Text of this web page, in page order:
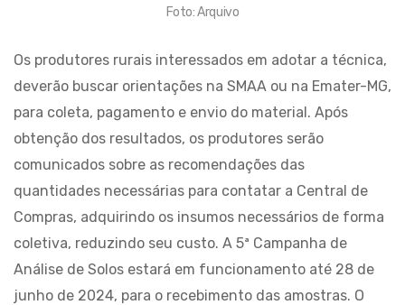
Foto: Arquivo
Os produtores rurais interessados em adotar a técnica,
deverão buscar orientações na SMAA ou na Emater-MG,
para coleta, pagamento e envio do material. Após
obtenção dos resultados, os produtores serão
comunicados sobre as recomendações das
quantidades necessárias para contatar a Central de
Compras, adquirindo os insumos necessários de forma
coletiva, reduzindo seu custo. A 5ª Campanha de
Análise de Solos estará em funcionamento até 28 de
junho de 2024, para o recebimento das amostras. O